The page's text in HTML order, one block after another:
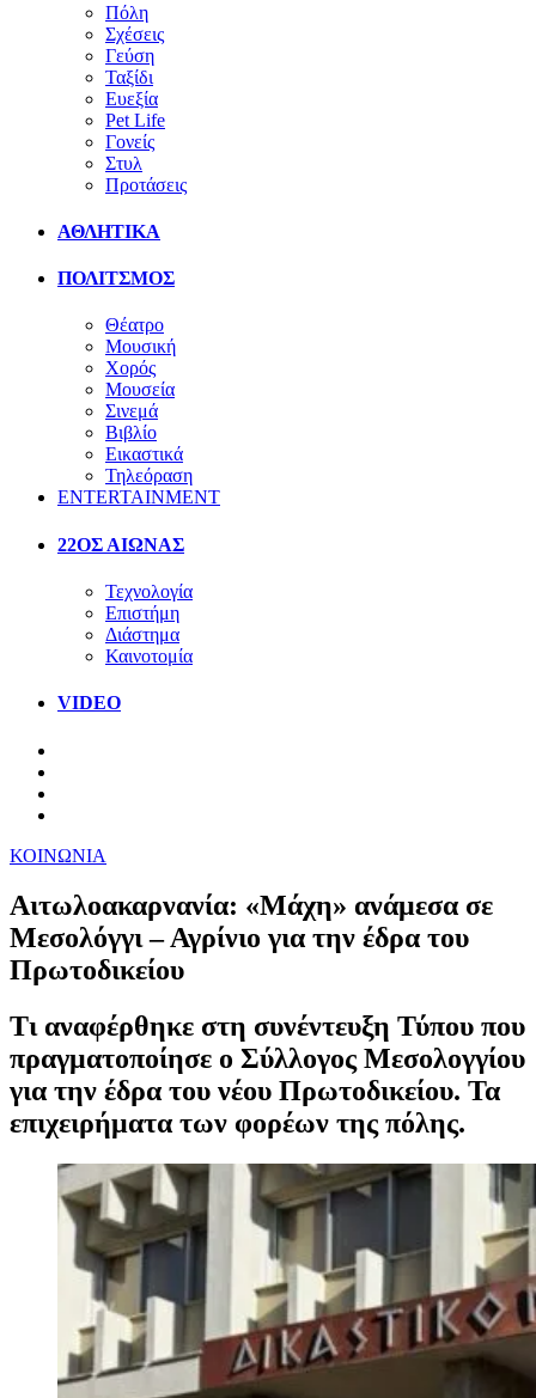
Πόλη
Σχέσεις
Γεύση
Ταξίδι
Ευεξία
Pet Life
Γονείς
Στυλ
Προτάσεις
ΑΘΛΗΤΙΚΑ
ΠΟΛΙΤΣΜΟΣ
Θέατρο
Μουσική
Χορός
Μουσεία
Σινεμά
Βιβλίο
Εικαστικά
Τηλεόραση
ENTERTAINMENT
22ΟΣ ΑΙΩΝΑΣ
Τεχνολογία
Επιστήμη
Διάστημα
Καινοτομία
VIDEO
ΚΟΙΝΩΝΙΑ
Αιτωλοακαρνανία: «Μάχη» ανάμεσα σε
Μεσολόγγι – Αγρίνιο για την έδρα του
Πρωτοδικείου
Τι αναφέρθηκε στη συνέντευξη Τύπου που
πραγματοποίησε ο Σύλλογος Μεσολογγίου
για την έδρα του νέου Πρωτοδικείου. Τα
επιχειρήματα των φορέων της πόλης.